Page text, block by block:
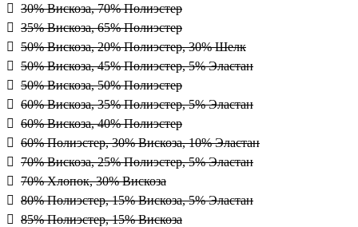
30% Вискоза, 70% Полиэстер
35% Вискоза, 65% Полиэстер
50% Вискоза, 20% Полиэстер, 30% Шелк
50% Вискоза, 45% Полиэстер, 5% Эластан
50% Вискоза, 50% Полиэстер
60% Вискоза, 35% Полиэстер, 5% Эластан
60% Вискоза, 40% Полиэстер
60% Полиэстер, 30% Вискоза, 10% Эластан
70% Вискоза, 25% Полиэстер, 5% Эластан
70% Хлопок, 30% Вискоза
80% Полиэстер, 15% Вискоза, 5% Эластан
85% Полиэстер, 15% Вискоза